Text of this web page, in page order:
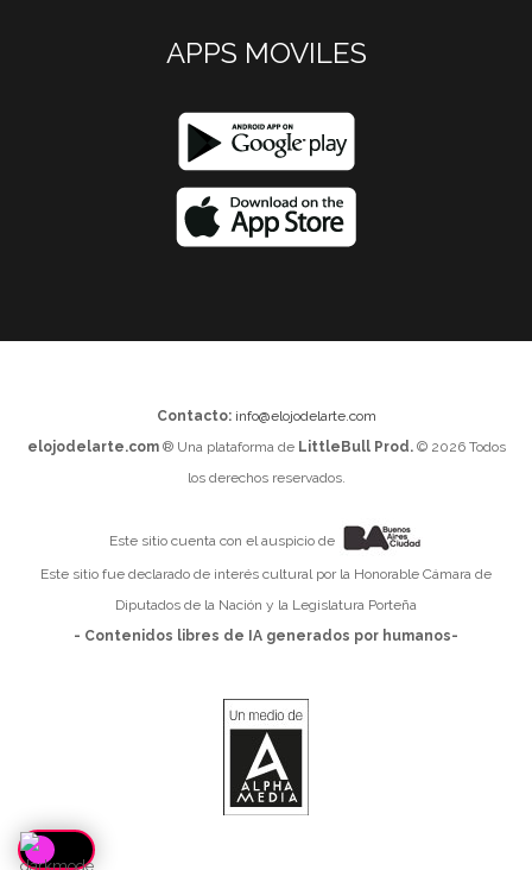
APPS MOVILES
Contacto: info@elojodelarte.com
elojodelarte.com® Una plataforma de LittleBull Prod.© 2026 Todos
los derechos reservados.
Este sitio cuenta con el auspicio de
Este sitio fue declarado de interés cultural por la Honorable Cámara de
Diputados de la Nación y la Legislatura Porteña
- Contenidos libres de IA generados por humanos-